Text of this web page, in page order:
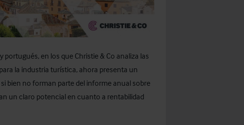
en los que Christie & Co analiza las
la industria turística, ahora presenta un
bien no forman parte del informe anual sobre
un claro potencial en cuanto a rentabilidad